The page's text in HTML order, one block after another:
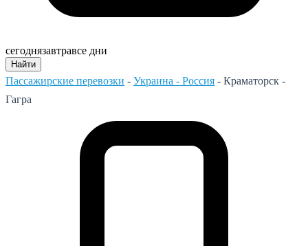
сегоднязавтравсе дни
Найти
Пассажирские перевозки - Украина - Россия - Краматорск -
Гагра